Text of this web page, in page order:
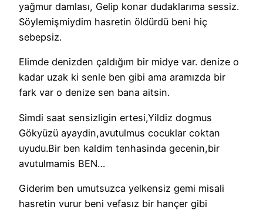
yağmur damlası, Gelip konar dudaklarıma sessiz.
Söylemişmiydim hasretin öldürdü beni hiç
sebepsiz.
Elimde denizden çaldığım bir midye var. denize o
kadar uzak ki senle ben gibi ama aramızda bir
fark var o denize sen bana aitsin.
Simdi saat sensizligin ertesi,Yildiz dogmus
Gökyüzü ayaydin,avutulmus cocuklar coktan
uyudu.Bir ben kaldim tenhasinda gecenin,bir
avutulmamis BEN…
Giderim ben umutsuzca yelkensiz gemi misali
hasretin vurur beni vefasız bir hançer gibi